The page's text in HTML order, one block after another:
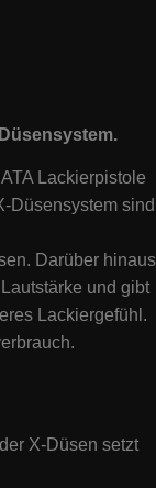
Lackierpistole
Düsensystem sind
Darüber hinaus
und gibt
Lackiergefühl.
X-Düsen setzt